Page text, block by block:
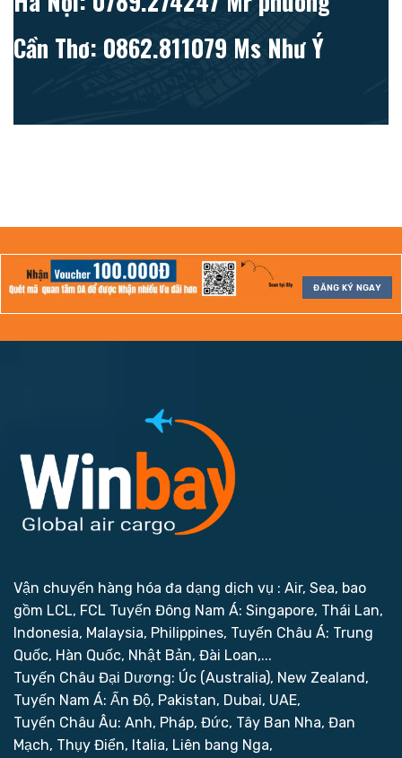
Cần Thơ: 0862.811079 Ms Như Ý
ĐĂNG KÝ NGAY
Vận chuyển hàng hóa đa dạng dịch vụ : Air, Sea, bao
gồm LCL, FCL Tuyến Đông Nam Á: Singapore, Thái Lan,
Indonesia, Malaysia, Philippines, Tuyến Châu Á: Trung
Quốc, Hàn Quốc, Nhật Bản, Đài Loan,...
Tuyến Châu Đại Dương: Úc (Australia), New Zealand,
Tuyến Nam Á: Ấn Độ, Pakistan, Dubai, UAE,
Tuyến Châu Âu: Anh, Pháp, Đức, Tây Ban Nha, Đan
Mạch, Thụy Điển, Italia, Liên bang Nga,